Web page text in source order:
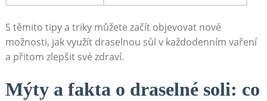
S těmito tipy a triky můžete začít objevovat nové
možnosti, jak využít draselnou sůl v každodenním vaření
a přitom zlepšit své zdraví.
Mýty a fakta o draselné soli: co